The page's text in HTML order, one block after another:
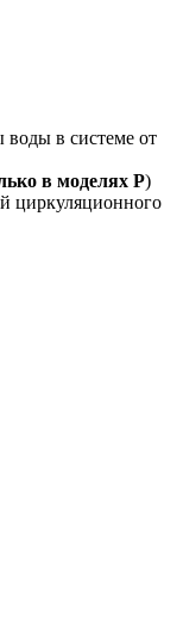
воды в системе от
в моделях P)
циркуляционного